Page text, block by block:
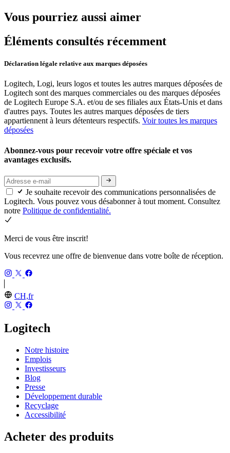
Vous pourriez aussi aimer
Éléments consultés récemment
Déclaration légale relative aux marques déposées
Logitech, Logi, leurs logos et toutes les autres marques déposées de
Logitech sont des marques commerciales ou des marques déposées
de Logitech Europe S.A. et/ou de ses filiales aux États-Unis et dans
d'autres pays. Toutes les autres marques déposées de tiers
appartiennent à leurs détenteurs respectifs. Voir toutes les marques
déposées
Abonnez-vous pour recevoir votre offre spéciale et vos
avantages exclusifs.
Je souhaite recevoir des communications personnalisées de
Logitech. Vous pouvez vous désabonner à tout moment. Consultez
notre Politique de confidentialité.
Merci de vous être inscrit!
Vous recevrez une offre de bienvenue dans votre boîte de réception.
CH,fr
Logitech
Notre histoire
Emplois
Investisseurs
Blog
Presse
Développement durable
Recyclage
Accessibilité
Acheter des produits